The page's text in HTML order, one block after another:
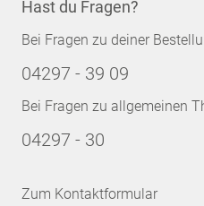
Hast du Fragen?
Bei Fragen zu deiner
04297 - 39 09
Bei Fragen zu allgemeinen
04297 - 30
Zum Kontaktformular